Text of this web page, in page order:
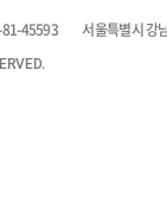
81-45593 서울특별시 강